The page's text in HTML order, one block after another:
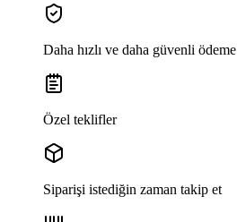
Daha hızlı ve daha güvenli ödeme
Özel teklifler
Siparişi istediğin zaman takip et